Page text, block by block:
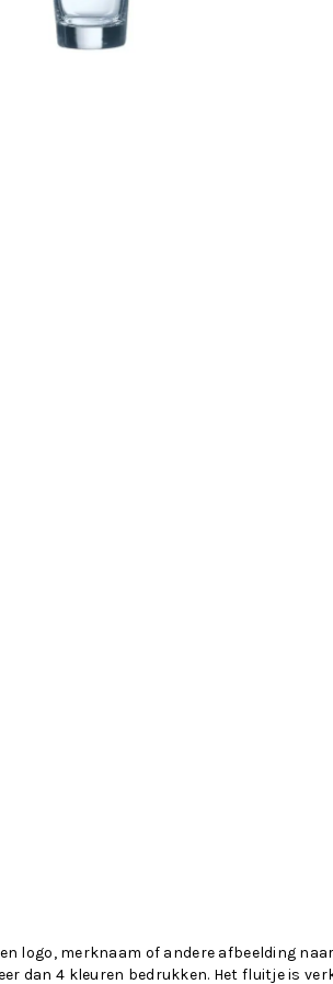
logo, merknaam of andere afbeelding
dan 4 kleuren bedrukken. Het fluitje is